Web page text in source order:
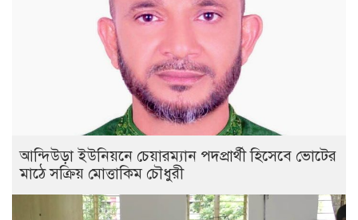
আন্দিউড়া ইউনিয়নে চেয়ারম্যান পদপ্রার্থী হিসেবে ভোটের
মাঠে সক্রিয় মোত্তাকিম চৌধুরী